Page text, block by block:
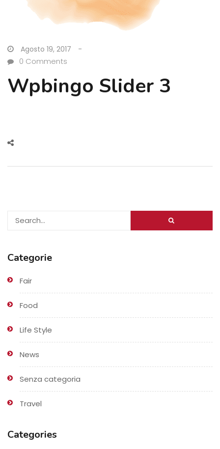
Categorie
Fair
Food
Life Style
News
Senza categoria
Travel
Categories
Agosto 19, 2017
0 Comments
Wpbingo Slider 3